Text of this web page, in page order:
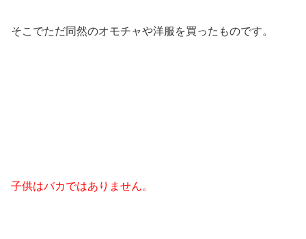
そこでただ同然のオモチャや洋服を買ったものです。
子供はバカではありません。